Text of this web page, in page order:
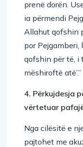
prenë dorën.
ia përmendi
Allahut qofshin
por
qofshin për të, i
mëshiroftë atë’.”
4. Përkujdesja
vërtetuar
Nga cilësitë e
pajtohet me